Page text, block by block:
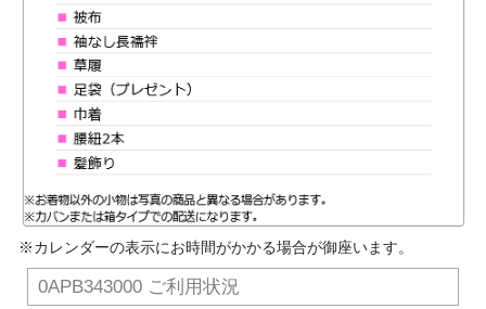
※カレンダーの表示にお時間がかかる場合が御座います。
0APB343000 ご利用状況